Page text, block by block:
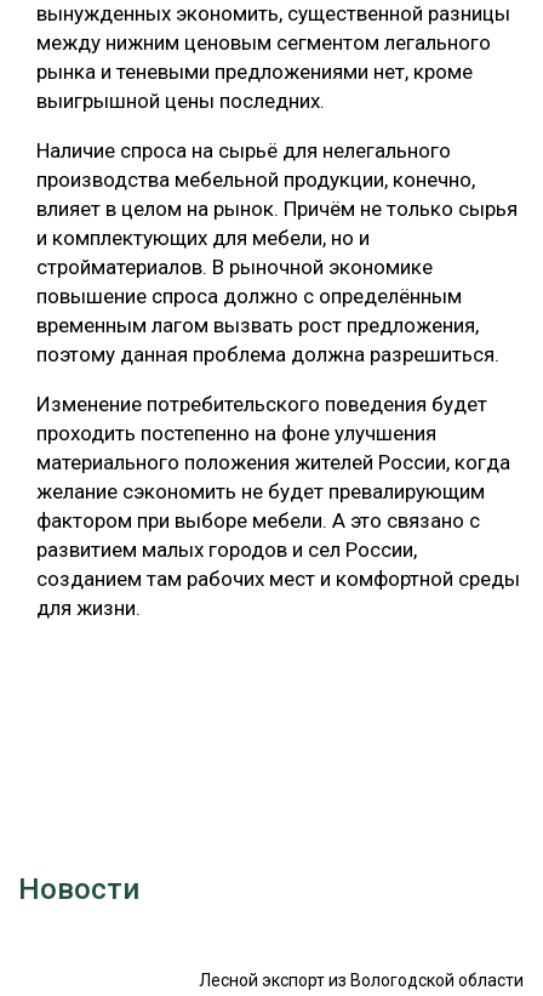
вынужденных экономить, существенной разницы
между нижним ценовым сегментом легального
рынка и теневыми предложениями нет, кроме
выигрышной цены последних.
Наличие спроса на сырьё для нелегального
производства мебельной продукции, конечно,
влияет в целом на рынок. Причём не только сырья
и комплектующих для мебели, но и
стройматериалов. В рыночной экономике
повышение спроса должно с определённым
временным лагом вызвать рост предложения,
поэтому данная проблема должна разрешиться.
Изменение потребительского поведения будет
проходить постепенно на фоне улучшения
материального положения жителей России, когда
желание сэкономить не будет превалирующим
фактором при выборе мебели. А это связано с
развитием малых городов и сел России,
созданием там рабочих мест и комфортной среды
для жизни.
Новости
Лесной экспорт из Вологодской области